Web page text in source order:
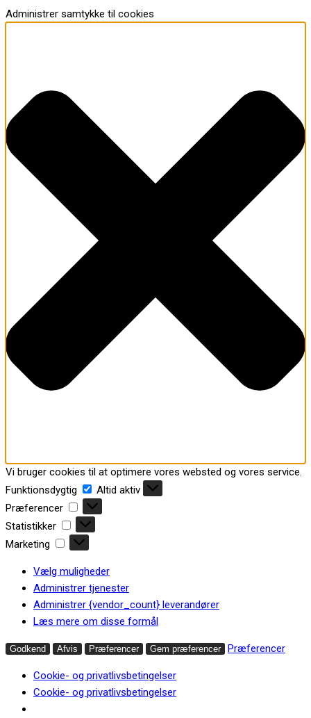
Administrer samtykke til cookies
Vi bruger cookies til at optimere vores websted og vores service.
Funktionsdygtig
Funktionsdygtig
Altid aktiv
Præferencer
Præferencer
Statistikker
Statistikker
Marketing
Marketing
Vælg muligheder
Administrer tjenester
Administrer {vendor_count} leverandører
Læs mere om disse formål
Godkend Afvis Præferencer Gem præferencer Præferencer
Cookie- og privatlivsbetingelser
Cookie- og privatlivsbetingelser